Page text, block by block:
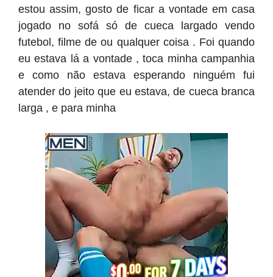
estou assim, gosto de ficar a vontade em casa
jogado no sofá só de cueca largado vendo
futebol, filme de ou qualquer coisa . Foi quando
eu estava lá a vontade , toca minha campanhia
e como não estava esperando ninguém fui
atender do jeito que eu estava, de cueca branca
larga , e para minha